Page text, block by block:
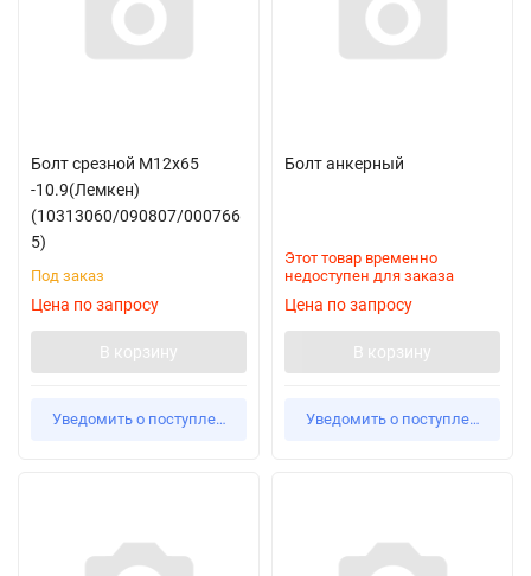
Болт срезной М12х65
-10.9(Лемкен)
(10313060/090807/000766
5)
Под заказ
Цена по запросу
В корзину
Уведомить о поступлении
Болт анкерный
Этот товар временно
недоступен для заказа
Цена по запросу
В корзину
Уведомить о поступлении